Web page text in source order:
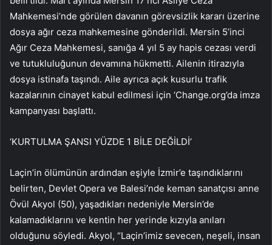
Mahkemesi’nde görülen davanın görevsizlik kararı üzerine
dosya ağır ceza mahkemesine gönderildi. Mersin 5’inci
Ağır Ceza Mahkemesi, sanığa 4 yıl 5 ay hapis cezası verdi
ve tutukluluğunun devamına hükmetti. Ailenin itirazıyla
dosya istinafa taşındı. Aile ayrıca açık kusurlu trafik
kazalarının cinayet kabul edilmesi için ‘Change.org’da imza
kampanyası başlattı.
‘KURTULMA ŞANSI YÜZDE 1 BİLE DEĞİLDİ’
Laçin’in ölümünün ardından eşiyle İzmir’e taşındıklarını
belirten, Devlet Opera ve Balesi’nde keman sanatçısı anne
Övül Akyol (50), yaşadıkları nedeniyle Mersin’de
kalamadıklarını ve kentin her yerinde kızıyla anıları
olduğunu söyledi. Akyol, “Laçin’imiz sevecen, neşeli, insan